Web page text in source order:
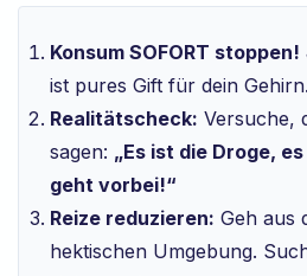
Konsum SOFORT stoppen!
ist pures Gift für dein Gehirn.
Realitätscheck: Versuche,
sagen: „Es ist die Droge,
geht vorbei!“
Reize reduzieren: Geh aus
hektischen Umgebung.